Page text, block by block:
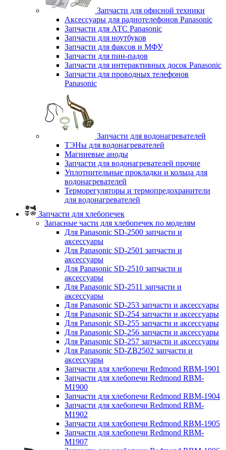
Запчасти для офисной техники
Аксессуары для радиотелефонов Panasonic
Запчасти для АТС Panasonic
Запчасти для ноутбуков
Запчасти для факсов и МФУ
Запчасти для пин-падов
Запчасти для интерактивных досок Panasonic
Запчасти для проводных телефонов
Panasonic
Запчасти для водонагревателей
ТЭНы для водонагревателей
Магниевые аноды
Запчасти для водонагревателей прочие
Уплотнительные прокладки и кольца для
водонагревателей
Терморегуляторы и термопредохранители
для водонагревателей
Запчасти для хлебопечек
Запасные части для хлебопечек по моделям
Для Panasonic SD-2500 запчасти и
аксессуары
Для Panasonic SD-2501 запчасти и
аксессуары
Для Panasonic SD-2510 запчасти и
аксессуары
Для Panasonic SD-2511 запчасти и
аксессуары
Для Panasonic SD-253 запчасти и аксессуары
Для Panasonic SD-254 запчасти и аксессуары
Для Panasonic SD-255 запчасти и аксессуары
Для Panasonic SD-256 запчасти и аксессуары
Для Panasonic SD-257 запчасти и аксессуары
Для Panasonic SD-ZB2502 запчасти и
аксессуары
Запчасти для хлебопечи Redmond RBM-1901
Запчасти для хлебопечи Redmond RBM-
M1900
Запчасти для хлебопечи Redmond RBM-1904
Запчасти для хлебопечи Redmond RBM-
M1902
Запчасти для хлебопечи Redmond RBM-1905
Запчасти для хлебопечи Redmond RBM-
M1907